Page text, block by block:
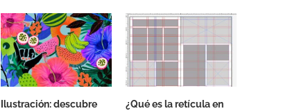
Ilustración: descubre
¿Qué es la retícula en